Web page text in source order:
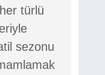
türlü
sezonu